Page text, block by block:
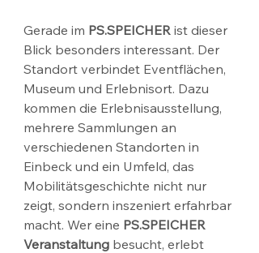
Gerade im PS.SPEICHER ist dieser
Blick besonders interessant. Der
Standort verbindet Eventflächen,
Museum und Erlebnisort. Dazu
kommen die Erlebnisausstellung,
mehrere Sammlungen an
verschiedenen Standorten in
Einbeck und ein Umfeld, das
Mobilitätsgeschichte nicht nur
zeigt, sondern inszeniert erfahrbar
macht. Wer eine PS.SPEICHER
Veranstaltung besucht, erlebt